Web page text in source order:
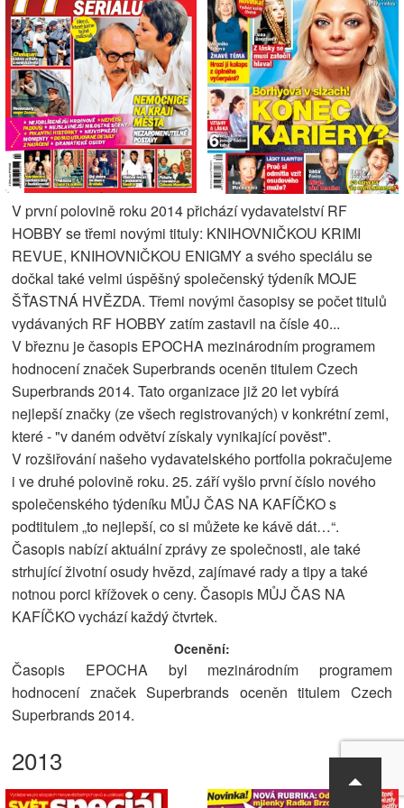
V první polovině roku 2014 přichází vydavatelství RF
HOBBY se třemi novými tituly: KNIHOVNIČKOU KRIMI
REVUE, KNIHOVNIČKOU ENIGMY a svého speciálu se
dočkal také velmi úspěšný společenský týdeník MOJE
ŠŤASTNÁ HVĚZDA. Třemi novými časopisy se počet titulů
vydávaných RF HOBBY zatím zastavil na čísle 40...
V březnu je časopis EPOCHA mezinárodním programem
hodnocení značek Superbrands oceněn titulem Czech
Superbrands 2014. Tato organizace již 20 let vybírá
nejlepší značky (ze všech registrovaných) v konkrétní zemi,
které - "v daném odvětví získaly vynikající pověst".
V rozšiřování našeho vydavatelského portfolia pokračujeme
i ve druhé polovině roku. 25. září vyšlo první číslo nového
společenského týdeníku MŮJ ČAS NA KAFÍČKO s
podtitulem „to nejlepší, co si můžete ke kávě dát…“.
Časopis nabízí aktuální zprávy ze společnosti, ale také
strhující životní osudy hvězd, zajímavé rady a tipy a také
notnou porci křížovek o ceny. Časopis MŮJ ČAS NA
KAFÍČKO vychází každý čtvrtek.
Ocenění:
Časopis EPOCHA byl mezinárodním programem
hodnocení značek Superbrands oceněn titulem Czech
Superbrands 2014.
2013